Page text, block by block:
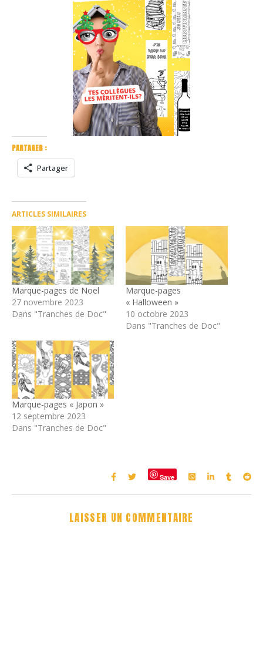
PARTAGER :
Partager
ARTICLES SIMILAIRES
Marque-pages de Noël
27 novembre 2023
Dans "Tranches de Doc"
Marque-pages
« Halloween »
10 octobre 2023
Dans "Tranches de Doc"
Marque-pages « Japon »
12 septembre 2023
Dans "Tranches de Doc"
Save
LAISSER UN COMMENTAIRE